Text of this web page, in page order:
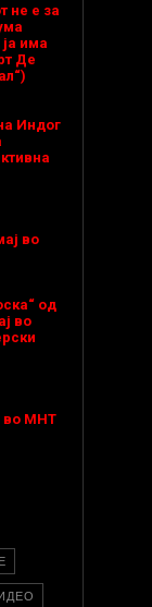
не е за
има
Де
Индог
во
од
во
во МНТ